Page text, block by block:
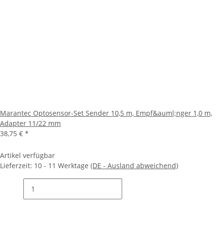
Marantec Optosensor-Set Sender 10,5 m, Empf&auml;nger 1,0 m,
Adapter 11/22 mm
38,75 € *
Artikel verfügbar
Lieferzeit: 10 - 11 Werktage (DE - Ausland abweichend)